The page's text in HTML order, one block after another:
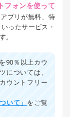
フォンを使って
プリが無料、特
ったサービス・
。
90％以上カウ
については、
ウントフリー
いて」 をご覧